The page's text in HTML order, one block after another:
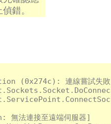
錯。
(0x274c): 連線嘗試失敗，
無法連接至遠端伺服器]